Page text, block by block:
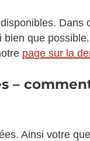
Dans
que
page sur la
–
Ainsi votre